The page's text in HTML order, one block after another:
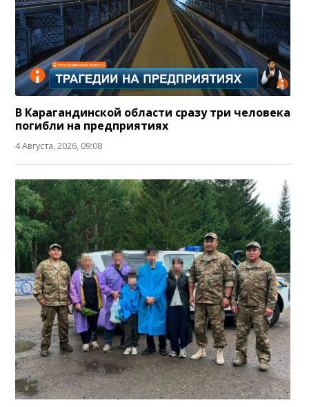
В Карагандинской области сразу три человека
погибли на предприятиях
4 Августа, 2026, 09:08